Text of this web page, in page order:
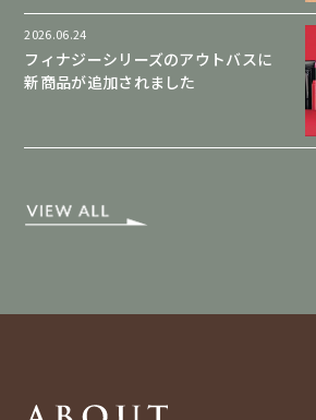
2026.06.24
フィナジーシリーズのアウトバスに
新商品が追加されました